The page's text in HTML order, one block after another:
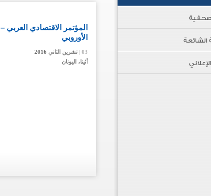
صحفية
الشائعة
03 | تشرين الثاني
المؤتمر الاقتصادي العربي –
الأوروبي
03 | تشرين الثاني
أثينا، اليونان
03 | تشرين الثاني 03 | تشرين الثاني